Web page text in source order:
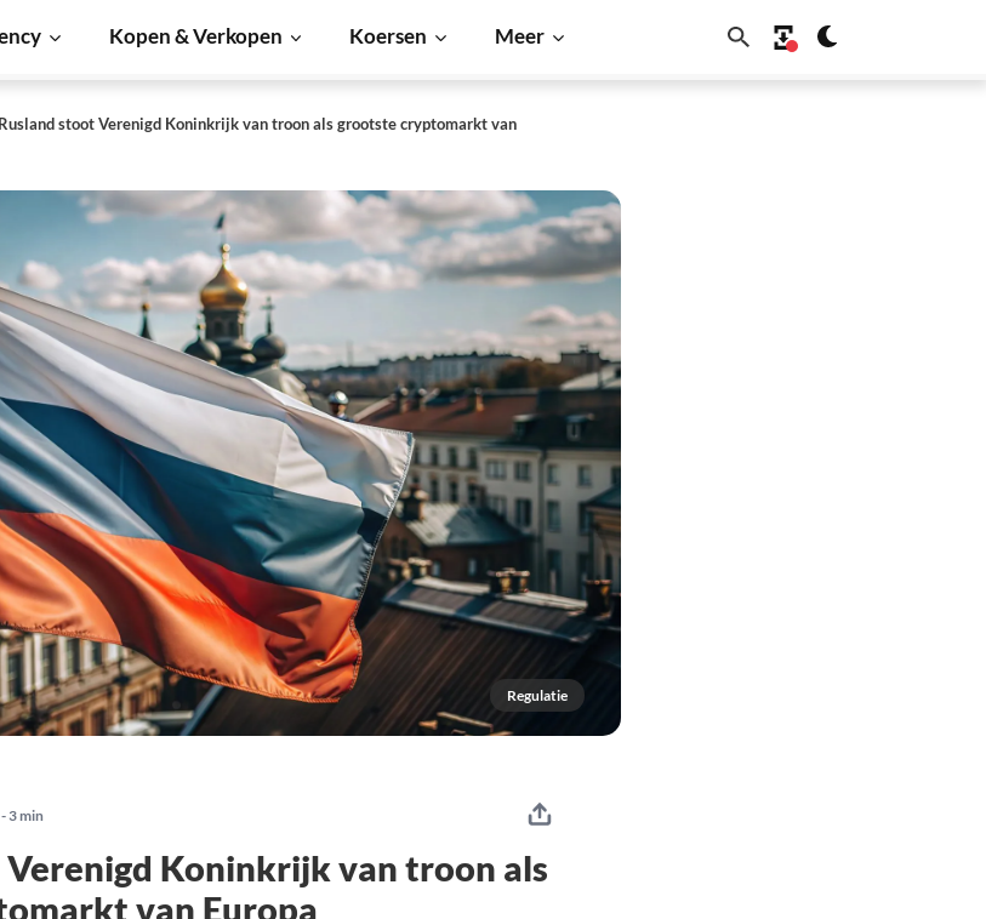
Kopen & Verkopen Koersen Meer
Rusland stoot Verenigd Koninkrijk van troon als grootste cryptomarkt van
Regulatie
3 min
Koninkrijk van troon als
van Europa